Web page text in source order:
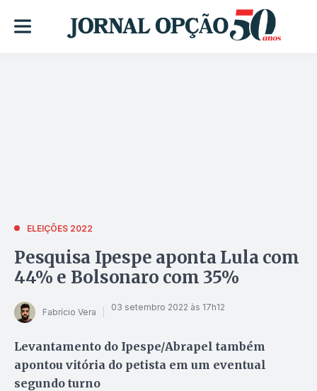
ELEIÇÕES 2022
Pesquisa Ipespe aponta Lula com
44% e Bolsonaro com 35%
Fabrício Vera 03 setembro 2022 às 17h12
Levantamento do Ipespe/Abrapel também
apontou vitória do petista em um eventual
segundo turno